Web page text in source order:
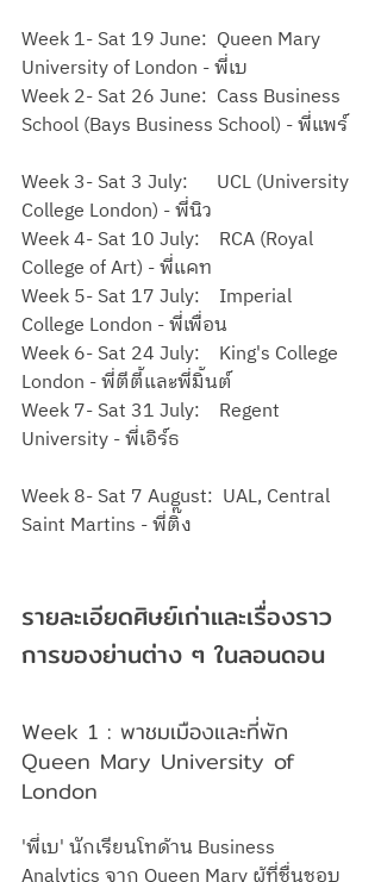
Week 1- Sat 19 June:  Queen Mary
University of London - พี่เบ
Week 2- Sat 26 June:  Cass Business
School (Bays Business School) - พี่แพร์
Week 3- Sat 3 July:      UCL (University
College London) - พี่นิว
Week 4- Sat 10 July:    RCA (Royal
College of Art) - พี่แคท
Week 5- Sat 17 July:    Imperial
College London - พี่เพื่อน
Week 6- Sat 24 July:    King's College
London - พี่ตีตี้และพี่มิ้นต์
Week 7- Sat 31 July:    Regent
University - พี่เอิร์ธ
Week 8- Sat 7 August:  UAL, Central
Saint Martins - พี่ติ๊ง
รายละเอียดศิษย์เก่าและเรื่องราว
การของย่านต่าง ๆ ในลอนดอน
Week 1 : พาชมเมืองและที่พัก
Queen Mary University of
London
'พี่เบ' นักเรียนโทด้าน Business